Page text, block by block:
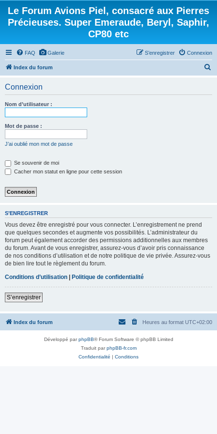
Le Forum Avions Piel, consacré aux Pierres
Précieuses. Super Emeraude, Beryl, Saphir,
CP80 etc
FAQ Galerie Connexion
S’enregistrer
Index du forum
Connexion
Nom d’utilisateur :
Mot de passe :
J’ai oublié mon mot de passe
Se souvenir de moi
Cacher mon statut en ligne pour cette session
S’ENREGISTRER
Vous devez être enregistré pour vous connecter. L’enregistrement ne prend
que quelques secondes et augmente vos possibilités. L’administrateur du
forum peut également accorder des permissions additionnelles aux membres
du forum. Avant de vous enregistrer, assurez-vous d’avoir pris connaissance
de nos conditions d’utilisation et de notre politique de vie privée. Assurez-vous
de bien lire tout le règlement du forum.
Conditions d’utilisation | Politique de confidentialité
S’enregistrer
Index du forum Heures au format UTC+02:00
Développé parphpBB® Forum Software © phpBB Limited
Traduit parphpBB-fr.com
Confidentialité | Conditions